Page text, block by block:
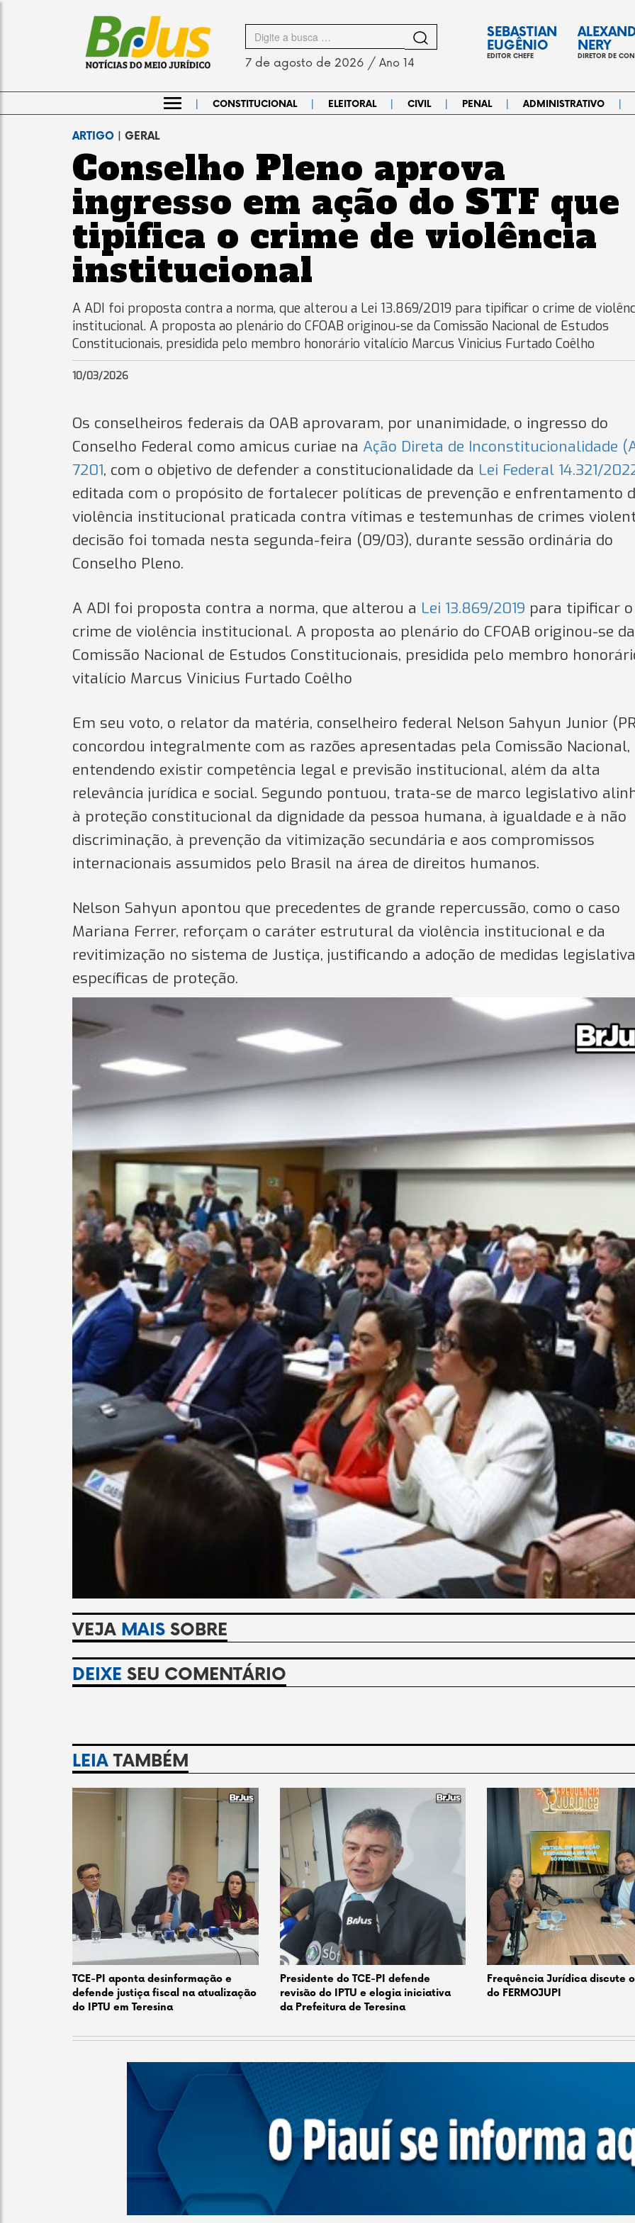
Search
for
7 de agosto de 2026 / Ano 14
SEBASTIAN
EUGÊNIO
EDITOR CHEFE
NERY
DIRETOR DE
| CONSTITUCIONAL | ELEITORAL | CIVIL | PENAL | ADMINISTRATIVO |
ARTIGO | GERAL
Conselho Pleno aprova
ingresso em ação do STF que
tipifica o crime de violência
institucional
A ADI foi proposta contra a norma, que alterou a Lei 13.869/2019 para tipificar o crime de
institucional. A proposta ao plenário do CFOAB originou-se da Comissão Nacional de Estudos
Constitucionais, presidida pelo membro honorário vitalício Marcus Vinicius Furtado Coêlho
10/03/2026
Os conselheiros federais da OAB aprovaram, por unanimidade, o ingresso do
Conselho Federal como amicus curiae na Ação Direta de Inconstitucionalidade
7201, com o objetivo de defender a constitucionalidade da Lei Federal 14.321/
editada com o propósito de fortalecer políticas de prevenção e enfrentamento
violência institucional praticada contra vítimas e testemunhas de crimes
decisão foi tomada nesta segunda-feira (09/03), durante sessão ordinária do
Conselho Pleno.
A ADI foi proposta contra a norma, que alterou a Lei 13.869/2019 para tipificar o
crime de violência institucional. A proposta ao plenário do CFOAB originou-se da
Comissão Nacional de Estudos Constitucionais, presidida pelo membro
vitalício Marcus Vinicius Furtado Coêlho
Em seu voto, o relator da matéria, conselheiro federal Nelson Sahyun Junior
concordou integralmente com as razões apresentadas pela Comissão Nacional,
entendendo existir competência legal e previsão institucional, além da alta
relevância jurídica e social. Segundo pontuou, trata-se de marco legislativo
à proteção constitucional da dignidade da pessoa humana, à igualdade e à não
discriminação, à prevenção da vitimização secundária e aos compromissos
internacionais assumidos pelo Brasil na área de direitos humanos.
Nelson Sahyun apontou que precedentes de grande repercussão, como o caso
Mariana Ferrer, reforçam o caráter estrutural da violência institucional e da
revitimização no sistema de Justiça, justificando a adoção de medidas
específicas de proteção.
VEJA MAIS SOBRE
DEIXE SEU COMENTÁRIO
LEIA TAMBÉM
TCE-PI aponta desinformação e
defende justiça fiscal na atualização
do IPTU em Teresina
Presidente do TCE-PI defende
revisão do IPTU e elogia iniciativa
da Prefeitura de Teresina
Frequência Jurídica discute
do FERMOJUPI